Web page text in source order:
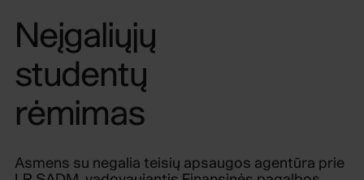
Neįgaliųjų
studentų
rėmimas
Asmens su negalia teisių apsaugos agentūra prie